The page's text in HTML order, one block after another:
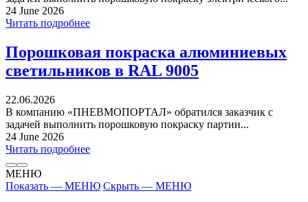
24 June 2026
Читать подробнее
Порошковая покраска алюминиевых
светильников в RAL 9005
22.06.2026
В компанию «ПНЕВМОПОРТАЛ» обратился заказчик с
задачей выполнить порошковую покраску партии...
24 June 2026
Читать подробнее
МЕНЮ
Показать — МЕНЮ Скрыть — МЕНЮ